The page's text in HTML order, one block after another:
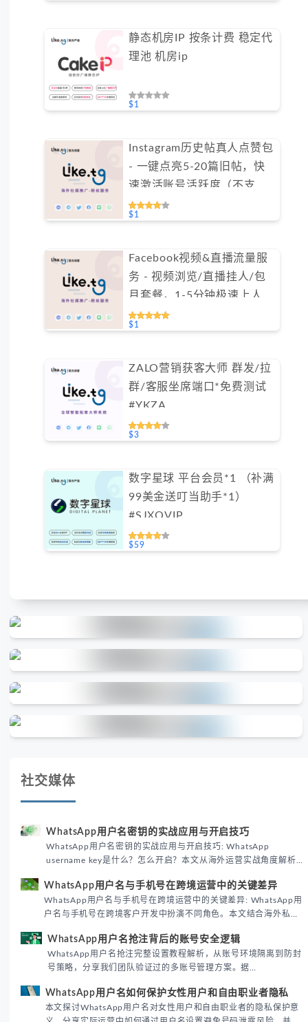
静态机房IP 按条计费 稳定代
理池 机房ip
$1
Instagram历史帖真人点赞包
- 一键点亮5-20篇旧帖，快
速激活账号活跃度（不支持
免费测试）
$1
Facebook视频&直播流量服
务 - 视频浏览/直播挂人/包
月套餐，1-5分钟极速上人
（不支持免费测试）
$1
ZALO营销获客大师 群发/拉
群/客服坐席端口*免费测试
#YKZA
$3
数字星球 平台会员*1 （补满
99美金送叮当助手*1）
#SJXQVIP
$59
社交媒体
WhatsApp用户名密钥的实战应用与开启技巧
WhatsApp用户名密钥的实战应用与开启技巧: WhatsApp
username key是什么？怎么开启？本文从海外运营实战角度解析
境团队高效触达目标客户。
WhatsApp用户名与手机号在跨境运营中的关键差异
WhatsApp用户名与手机号在跨境运营中的关键差异: WhatsApp用
户名与手机号在跨境客户开发中扮演不同角色。本文结合海外私域
际差异，帮助团队优化WhatsApp营销策略。
WhatsApp用户名抢注背后的账号安全逻辑
WhatsApp用户名抢注完整设置教程解析，从账号环境隔离到防封
号策略，分享我们团队验证过的多账号管理方案。据
性直接影响转化率。
WhatsApp用户名如何保护女性用户和自由职业者隐私
本文探讨WhatsApp用户名对女性用户和自由职业者的隐私保护意